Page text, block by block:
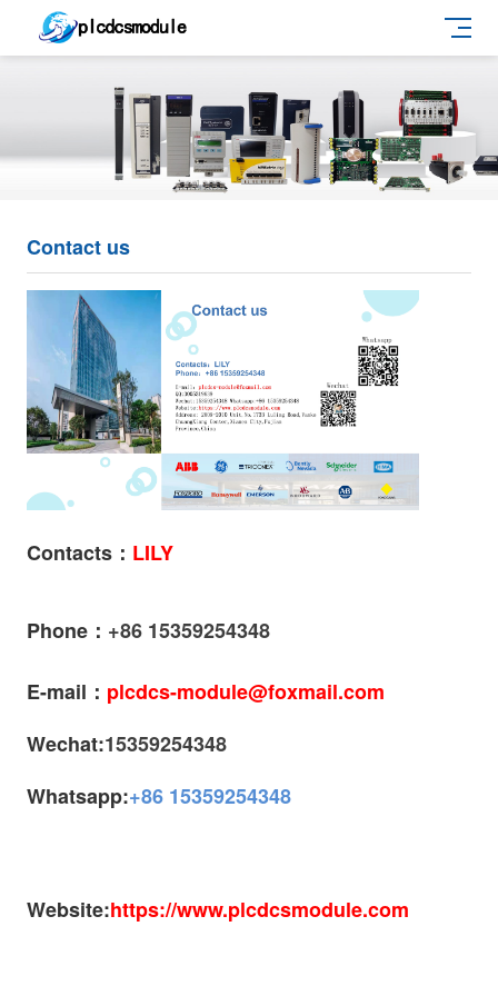
Contact us
Contacts： LILY
Phone： +86 15359254348
E-mail： plcdcs-module@foxmail.com
Wechat:15359254348
Whatsapp:+86 15359254348
Website:https://www.plcdcsmodule.com